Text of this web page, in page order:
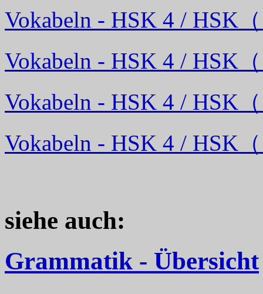
Vokabeln - HSK 4 / HSK
Vokabeln - HSK 4 / HSK
Vokabeln - HSK 4 / HSK
Vokabeln - HSK 4 / HSK
siehe auch:
Grammatik - Übersicht